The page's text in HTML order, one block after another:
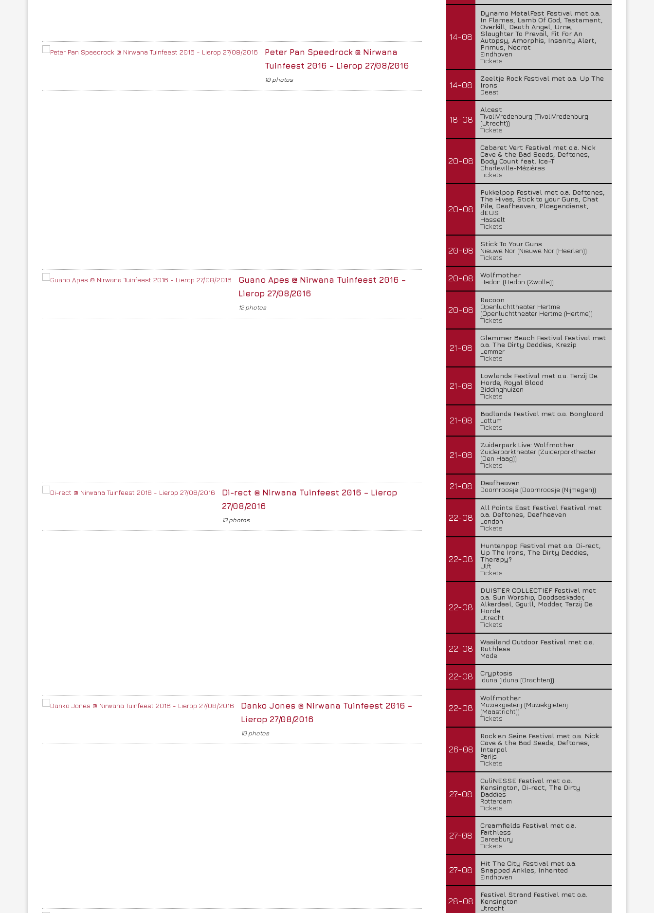
Peter Pan Speedrock @ Nirwana
Tuinfeest 2016 – Lierop 27/08/2016
10 photos
Guano Apes @ Nirwana Tuinfeest 2016 –
Lierop 27/08/2016
12 photos
Di-rect @ Nirwana Tuinfeest 2016 – Lierop
27/08/2016
13 photos
Danko Jones @ Nirwana Tuinfeest 2016 –
Lierop 27/08/2016
10 photos
14-08
Dynamo MetalFest Festival met o.a.
In Flames, Lamb Of God, Testament,
Overkill, Death Angel, Urne,
Slaughter To Prevail, Fit For An
Autopsy, Amorphis, Insanity Alert,
Primus, Necrot
Eindhoven
Tickets
14-08
Zeeltje Rock Festival met o.a. Up The
Irons
Deest
18-08
Alcest
TivoliVredenburg (TivoliVredenburg
(Utrecht))
Tickets
20-08
Cabaret Vert Festival met o.a. Nick
Cave & the Bad Seeds, Deftones,
Body Count feat. Ice-T
Charleville-Mézières
Tickets
20-08
Pukkelpop Festival met o.a. Deftones,
The Hives, Stick to your Guns, Chat
Pile, Deafheaven, Ploegendienst,
dEUS
Hasselt
Tickets
20-08
Stick To Your Guns
Nieuwe Nor (Nieuwe Nor (Heerlen))
Tickets
20-08
Wolfmother
Hedon (Hedon (Zwolle))
20-08
Racoon
Openluchttheater Hertme
(Openluchttheater Hertme (Hertme))
Tickets
21-08
Glemmer Beach Festival Festival met
o.a. The Dirty Daddies, Krezip
Lemmer
Tickets
21-08
Lowlands Festival met o.a. Terzij De
Horde, Royal Blood
Biddinghuizen
Tickets
21-08
Badlands Festival met o.a. Bongloard
Lottum
Tickets
21-08
Zuiderpark Live: Wolfmother
Zuiderparktheater (Zuiderparktheater
(Den Haag))
Tickets
21-08
Deafheaven
Doornroosje (Doornroosje (Nijmegen))
22-08
All Points East Festival Festival met
o.a. Deftones, Deafheaven
London
Tickets
22-08
Huntenpop Festival met o.a. Di-rect,
Up The Irons, The Dirty Daddies,
Therapy?
Ulft
Tickets
22-08
DUISTER COLLECTIEF Festival met
o.a. Sun Worship, Doodseskader,
Alkerdeel, Ggu:ll, Modder, Terzij De
Horde
Utrecht
Tickets
22-08
Waailand Outdoor Festival met o.a.
Ruthless
Made
22-08
Cryptosis
Iduna (Iduna (Drachten))
22-08
Wolfmother
Muziekgieterij (Muziekgieterij
(Maastricht))
Tickets
26-08
Rock en Seine Festival met o.a. Nick
Cave & the Bad Seeds, Deftones,
Interpol
Parijs
Tickets
27-08
CuliNESSE Festival met o.a.
Kensington, Di-rect, The Dirty
Daddies
Rotterdam
Tickets
27-08
Creamfields Festival met o.a.
Faithless
Daresbury
Tickets
27-08
Hit The City Festival met o.a.
Snapped Ankles, Inherited
Eindhoven
28-08
Festival Strand Festival met o.a.
Kensington
Utrecht